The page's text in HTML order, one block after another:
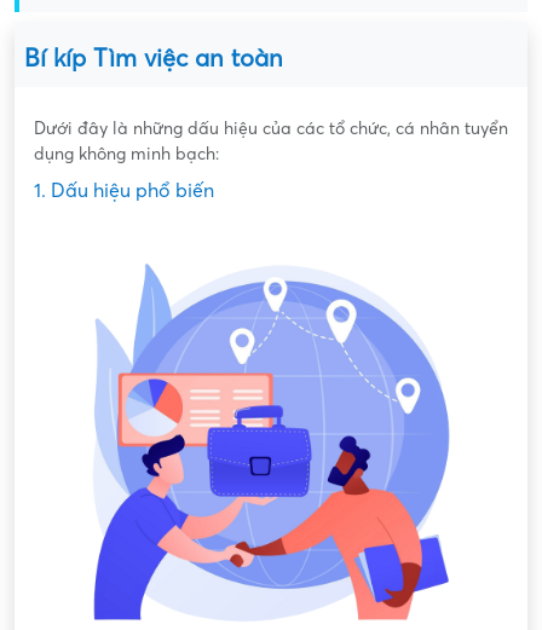
Bí kíp Tìm việc an toàn
Dưới đây là những dấu hiệu của các tổ chức, cá nhân tuyển
dụng không minh bạch:
1. Dấu hiệu phổ biến